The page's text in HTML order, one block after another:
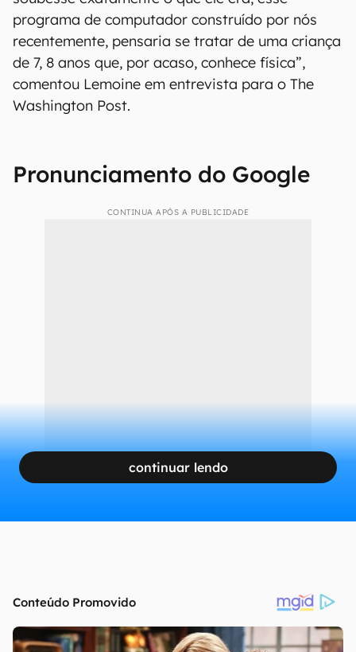
programa de computador construído por nós
recentemente, pensaria se tratar de uma criança
de 7, 8 anos que, por acaso, conhece física”,
comentou Lemoine em entrevista para o The
Washington Post.
Pronunciamento do Google
CONTINUA APÓS A PUBLICIDADE
continuar lendo